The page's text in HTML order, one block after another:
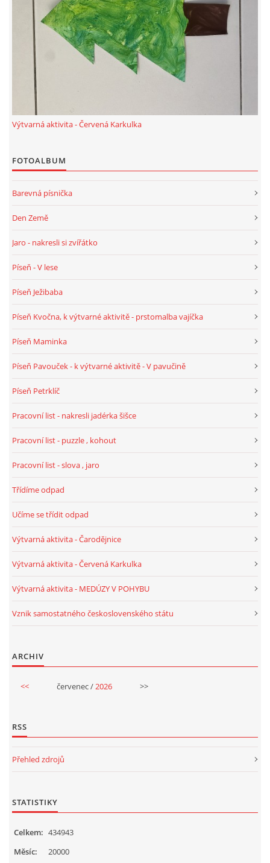
SVATÝ VÁCLAV
20.10. DEN STROMŮ
HALLOWEEN
DUŠIČKY
SVATÝ MARTIN
SVATÁ KATEŘINA 25.LISTOPADU
MIKULÁŠ, ČERTI
VELIKONOCE
KREATIVNÍ OVOCNÉ A ZELENINOVÉ MLSÁNÍ
RECENZE NA HRAČKY
VÁNOČNÍ TVOŘENÍ
Výtvarná aktivita - Červená Karkulka
FOTOALBUM
Barevná písnička
Den Země
Jaro - nakresli si zvířátko
Píseň - V lese
Píseň Ježibaba
Píseň Kvočna, k výtvarné aktivitě - prstomalba vajíčka
Píseň Maminka
Píseň Pavouček - k výtvarné aktivitě - V pavučině
Píseň Petrklíč
Pracovní list - nakresli jadérka šišce
Pracovní list - puzzle , kohout
Pracovní list - slova , jaro
Třídíme odpad
Učíme se třídit odpad
Výtvarná aktivita - Čarodějnice
Výtvarná aktivita - Červená Karkulka
Výtvarná aktivita - MEDÚZY V POHYBU
Vznik samostatného československého státu
ARCHIV
<< červenec /2026 >>
RSS
Přehled zdrojů
STATISTIKY
Celkem: 434943
Měsíc:
20000